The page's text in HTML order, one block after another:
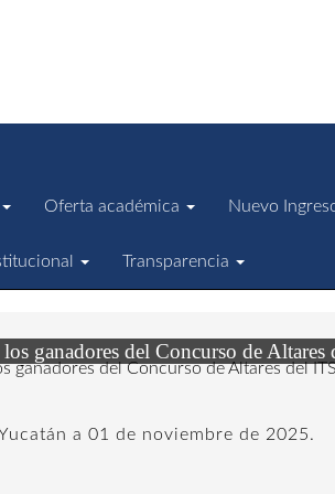
Oferta académica Nuevo
Transparencia
los ganadores del Concurso de
a 01 de noviembre de 2025.